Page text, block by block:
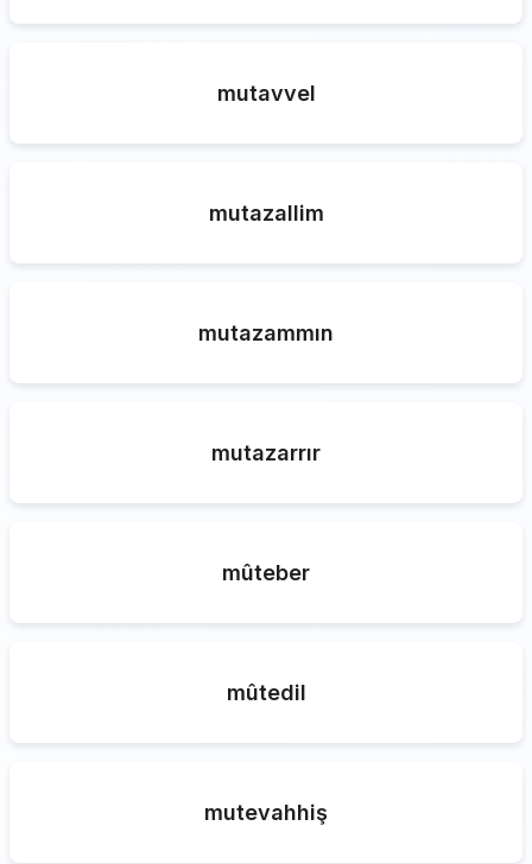
mutavvel
mutazallim
mutazammın
mutazarrır
mûteber
mûtedil
mutevahhiş